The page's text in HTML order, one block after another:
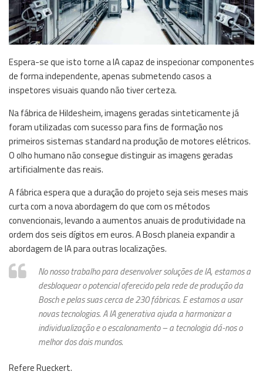
Espera-se que isto torne a IA capaz de inspecionar componentes
de forma independente, apenas submetendo casos a
inspetores visuais quando não tiver certeza.
Na fábrica de Hildesheim, imagens geradas sinteticamente já
foram utilizadas com sucesso para fins de formação nos
primeiros sistemas standard na produção de motores elétricos.
O olho humano não consegue distinguir as imagens geradas
artificialmente das reais.
A fábrica espera que a duração do projeto seja seis meses mais
curta com a nova abordagem do que com os métodos
convencionais, levando a aumentos anuais de produtividade na
ordem dos seis dígitos em euros. A Bosch planeia expandir a
abordagem de IA para outras localizações.
No nosso trabalho para desenvolver soluções de IA, estamos a
desbloquear o potencial oferecido pela rede de produção da
Bosch e pelas suas cerca de 230 fábricas. E estamos a usar
novas tecnologias. A IA generativa ajuda a harmonizar a
individualização e o escalonamento – a tecnologia dá-nos o
melhor dos dois mundos.
Refere Rueckert.